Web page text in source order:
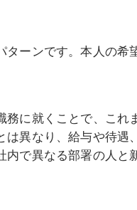
ーンです。本人の
務に就くことで、こ
異なり、給与や待
で異なる部署の人